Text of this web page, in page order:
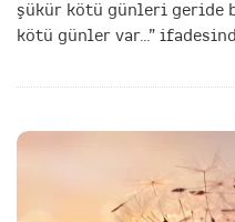
şükür kötü günleri geride
kötü günler var…”